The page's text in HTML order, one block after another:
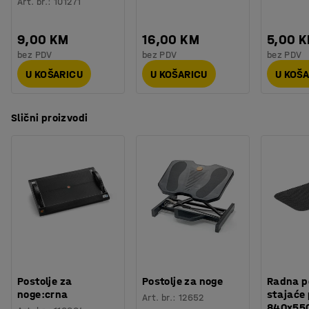
9,00 KM
bez PDV
U KOŠARICU
16,00 KM
bez PDV
U KOŠARICU
5,00
bez PDV
U
Slični proizvodi
Postolje za
noge:crna
Postolje za noge
Art. br.: 12652
Radna
stajaće